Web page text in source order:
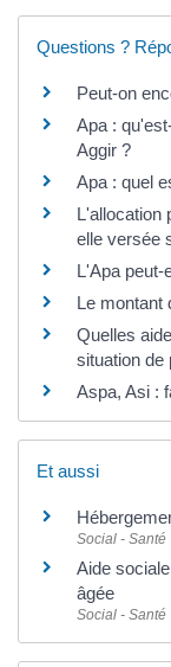
Questions ?
Peut-on
Apa :
Aggir ?
Apa : quel
L'allocation
elle versée
L'Apa peut-
Le montant
Quelles
situation de
Aspa, Asi :
Et aussi
Social - Santé
Aide
âgée
Social - Santé